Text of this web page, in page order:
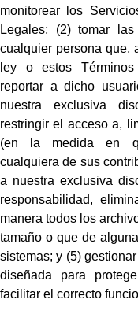
monitorear los
Legales; (2) tomar
cualquier persona que,
ley o estos
reportar a dicho
nuestra exclusiva
restringir el acceso a,
(en la medida en
cualquiera de sus
a nuestra exclusiva
responsabilidad,
manera todos los
tamaño o que de
sistemas; y (5)
diseñada para
facilitar el correcto